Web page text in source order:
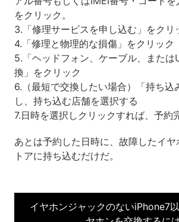
をクリック。
3.「修理サービスを申し込む」をクリ
4.「修理と物理的な損傷」をクリック
5.「ヘッドフォン、ケーブル、または
換」をクリック
6.（最短で交換したい場合）「持ち込
し、持ち込む店舗を選択する
7.日時を選択しクリックすれば、予約
あとは予約した日時に、故障したイ
トアに持ち込むだけだ。
イヤホンジャックのないiPhone7